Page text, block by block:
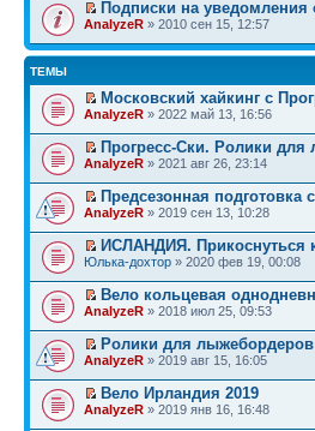
Подписки на уведомления
AnalyzeR » 2010 сен 15, 12:57
ТЕМЫ
Московский хайкинг с
AnalyzeR » 2022 май 13, 16:56
Прогресс-Ски. Ролики
AnalyzeR » 2021 авг 26, 23:14
Предсезонная подготовка
AnalyzeR » 2019 сен 13, 10:28
ИСЛАНДИЯ. Прикоснуться
Юлька-дохтор » 2020 фев 19, 00:08
Вело кольцевая
AnalyzeR » 2018 июл 25, 09:53
Ролики для лыжебордеров
AnalyzeR » 2019 авг 15, 16:05
Вело Ирландия 2019
AnalyzeR » 2019 янв 16, 16:48